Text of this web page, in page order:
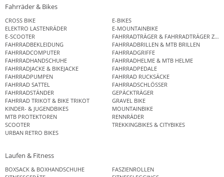
Fahrräder & Bikes
CROSS BIKE
E-BIKES
ELEKTRO LASTENRÄDER
E-MOUNTAINBIKE
E-SCOOTER
FAHRRADTRÄGER & FAHRRADTRÄGER
FAHRRADBEKLEIDUNG
FAHRRADBRILLEN & MTB BRILLEN
FAHRRADCOMPUTER
FAHRRADGRIFFE
FAHRRADHANDSCHUHE
FAHRRADHELME & MTB HELME
FAHRRADJACKE & BIKEJACKE
FAHRRADPEDALE
FAHRRADPUMPEN
FAHRRAD RUCKSÄCKE
FAHRRAD SATTEL
FAHRRADSCHLÖSSER
FAHRRADSTÄNDER
GEPÄCKTRÄGER
FAHRRAD TRIKOT & BIKE TRIKOT
GRAVEL BIKE
KINDER- & JUGENDBIKES
MOUNTAINBIKE
MTB PROTEKTOREN
RENNRÄDER
SCOOTER
TREKKINGBIKES & CITYBIKES
URBAN RETRO BIKES
Laufen & Fitness
BOXSACK & BOXHANDSCHUHE
FASZIENROLLEN